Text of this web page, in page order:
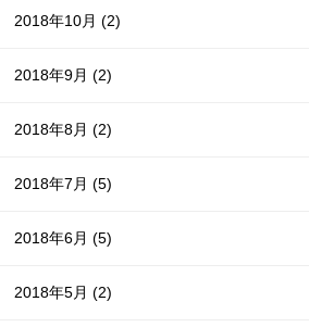
2018年10月(2)
2018年9月(2)
2018年8月(2)
2018年7月(5)
2018年6月(5)
2018年5月(2)